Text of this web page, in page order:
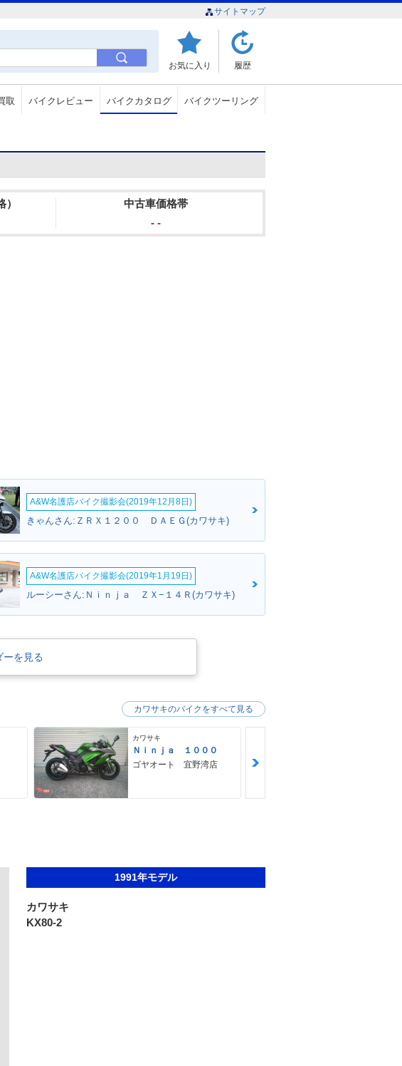
サイトマップ
お気に入り 履歴
取 バイクレビュー バイクカタログ バイクツーリング
中古車価格帯
- -
A&W名護店バイク撮影会(2019年12月8日)
きゃんさん:ＺＲＸ１２００ ＤＡＥＧ(カワサキ)
A&W名護店バイク撮影会(2019年1月19日)
ルーシーさん:Ｎｉｎｊａ ＺＸ−１４Ｒ(カワサキ)
を見る
カワサキ
Ｎｉｎｊａ １０００
ゴヤオート 宜野湾店
カワサキのバイクをすべて見る
1991年モデル
カワサキ
KX80-2